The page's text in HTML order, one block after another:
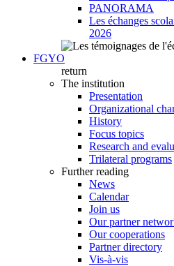
PANORAMA
Les échanges
2026
FGYO
return
The institution
Presentation
Organizational
History
Focus topics
Research and
Trilateral programs
Further reading
News
Calendar
Join us
Our partner
Our cooperations
Partner directory
Vis-à-vis